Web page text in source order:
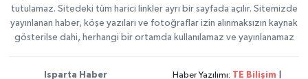
tutulamaz. Sitedeki tüm harici linkler ayrı bir sayfada açılır. Sitemizde
yayınlanan haber, köşe yazıları ve fotoğraflar izin alınmaksızın kaynak
gösterilse dahi, herhangi bir ortamda kullanılamaz ve yayınlanamaz
Isparta Haber Haber Yazılımı: TE Bilişim